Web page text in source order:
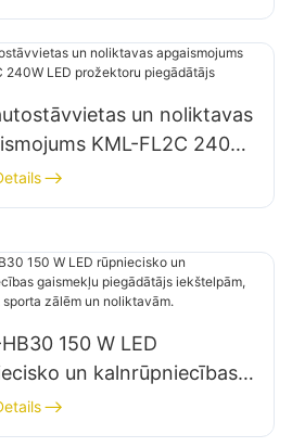
un noliktavas
KML-FL2C 240W
piegādātājs
150 W LED
un kalnrūpniecības
piegādātājs
piemēram, sporta